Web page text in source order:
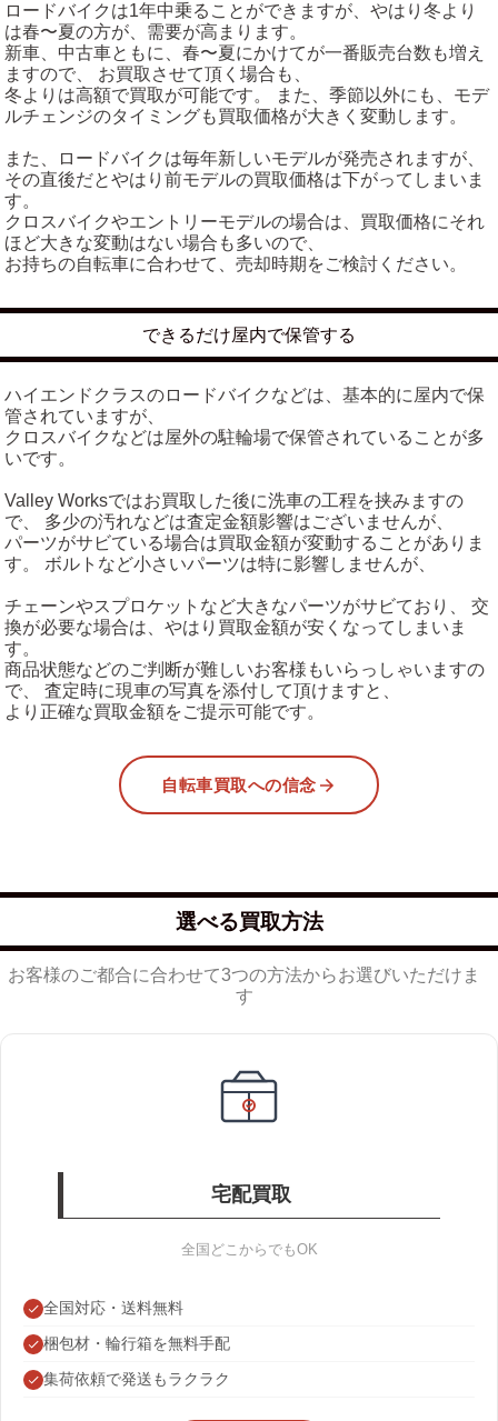
ロードバイクは1年中乗ることができますが、やはり冬より
は春〜夏の方が、需要が高まります。
新車、中古車ともに、春〜夏にかけてが一番販売台数も増え
ますので、 お買取させて頂く場合も、
冬よりは高額で買取が可能です。 また、季節以外にも、モデ
ルチェンジのタイミングも買取価格が大きく変動します。
また、ロードバイクは毎年新しいモデルが発売されますが、
その直後だとやはり前モデルの買取価格は下がってしまいま
す。
クロスバイクやエントリーモデルの場合は、買取価格にそれ
ほど大きな変動はない場合も多いので、
お持ちの自転車に合わせて、売却時期をご検討ください。
できるだけ屋内で保管する
ハイエンドクラスのロードバイクなどは、基本的に屋内で保
管されていますが、
クロスバイクなどは屋外の駐輪場で保管されていることが多
いです。
Valley Worksではお買取した後に洗車の工程を挟みますの
で、 多少の汚れなどは査定金額影響はございませんが、
パーツがサビている場合は買取金額が変動することがありま
す。 ボルトなど小さいパーツは特に影響しませんが、
チェーンやスプロケットなど大きなパーツがサビており、 交
換が必要な場合は、やはり買取金額が安くなってしまいま
す。
商品状態などのご判断が難しいお客様もいらっしゃいますの
で、 査定時に現車の写真を添付して頂けますと、
より正確な買取金額をご提示可能です。
自転車買取への信念
選べる買取方法
お客様のご都合に合わせて3つの方法からお選びいただけま
す
宅配買取
全国どこからでもOK
全国対応・送料無料
梱包材・輪行箱を無料手配
集荷依頼で発送もラクラク